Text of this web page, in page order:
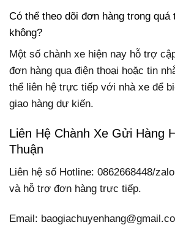
Có thể theo dõi đơn hàng trong quá
không?
Một số chành xe hiện nay hỗ trợ
đơn hàng qua điện thoại hoặc tin
thể liên hệ trực tiếp với nhà xe để
giao hàng dự kiến.
Liên Hệ Chành Xe Gửi Hàng
Thuận
Liên hệ số Hotline: 0862668448/
và hỗ trợ đơn hàng trực tiếp.
Email: